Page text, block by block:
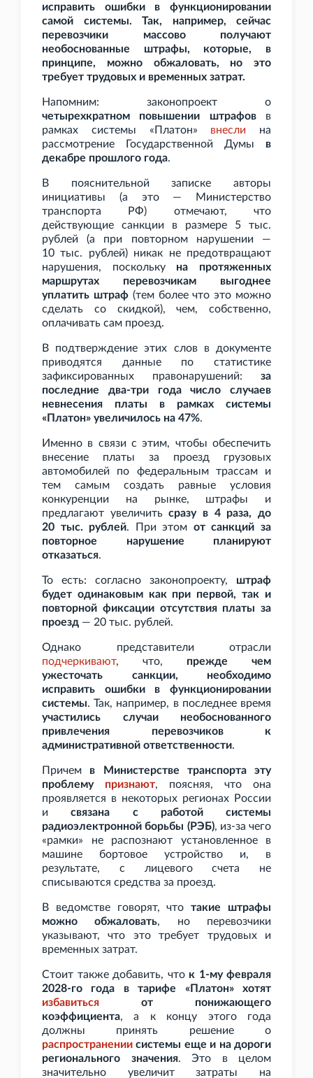
исправить ошибки в функционировании
самой системы. Так, например, сейчас
перевозчики массово получают
необоснованные штрафы, которые, в
принципе, можно обжаловать, но это
требует трудовых и временных затрат.
Напомним: законопроект о
четырехкратном повышении штрафовв
рамках системы «Платон» внесли на
рассмотрение Государственной Думы в
декабре прошлого года.
В пояснительной записке авторы
инициативы (а это — Министерство
транспорта РФ) отмечают, что
действующие санкции в размере 5
тыс.
рублей (а при повторном нарушении —
10 тыс. рублей) никак не предотвращают
нарушения, поскольку на протяженных
маршрутах перевозчикам выгоднее
уплатить штраф(тем более что это можно
сделать со скидкой), чем, собственно,
оплачивать сам проезд.
В подтверждение этих слов в документе
приводятся данные по статистике
зафиксированных правонарушений: за
последние два-три года число случаев
невнесения платы в рамках системы
«Платон» увеличилось на 47%.
Именно в связи с этим, чтобы обеспечить
внесение платы за проезд грузовых
автомобилей по федеральным трассам и
тем самым создать равные условия
конкуренции на рынке, штрафы и
предлагают увеличитьсразу в 4 раза, до
20 тыс. рублей. При этом от санкций за
повторное нарушение планируют
отказаться.
То есть: согласно законопроекту, штраф
будет одинаковым как при первой, так и
повторной фиксации отсутствия платы за
проезд — 20 тыс. рублей.
Однако представители отрасли
подчеркивают, что, прежде чем
ужесточать санкции, необходимо
исправить ошибки в функционировании
системы. Так, например, в последнее время
участились случаи необоснованного
привлечения перевозчиков к
административной ответственности.
Причем в Министерстве транспорта эту
проблему признают, поясняя, что она
проявляется в некоторых регионах России
исвязана с работой системы
радиоэлектронной борьбы (РЭБ), из-за чего
«рамки» не распознают установленное в
машине бортовое устройство и, в
результате, с лицевого счета не
списываются средства за проезд.
В ведомстве говорят, чтотакие штрафы
можно обжаловать, но перевозчики
указывают, что это требует трудовых и
временных затрат.
Стоит также добавить, что к 1-му февраля
2028-го года в тарифе «Платон» хотят
избавиться от понижающего
коэффициента, а к концу этого года
должны принять решение о
распространении системы еще и на дороги
регионального значения. Это в целом
значительно увеличит затраты на